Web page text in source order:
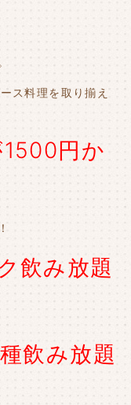
ス料理を取り揃え
円か
飲み放題
飲み放題